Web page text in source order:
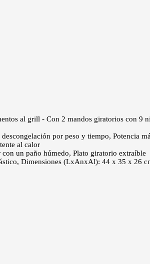
al grill - Con 2 mandos giratorios con 9
por peso y tiempo, Potencia
al calor
un paño húmedo, Plato giratorio extraíble
Dimensiones (LxAnxAl): 44 x 35 x 26